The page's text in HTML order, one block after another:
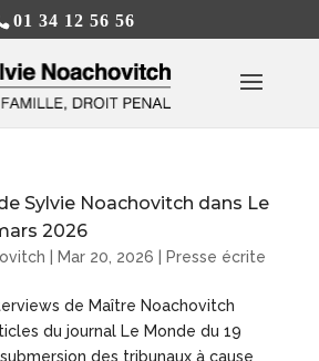
01 34 12 56 56
Sylvie Noachovitch dans Le
2026
Mar 20, 2026 Presse écrite
de Maître Noachovitch
du journal Le Monde du 19
des tribunaux à cause